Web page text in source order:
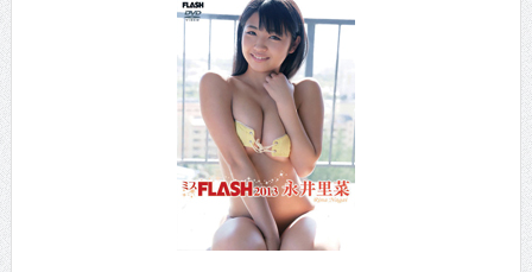
CINEMA×STYLE 287号
CINEMA×STYLE 286号
CINEMA×STYLE 285号
CINEMA×STYLE 294号